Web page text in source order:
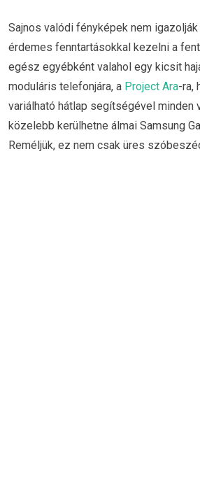
Sajnos valódi fényképek nem
érdemes fenntartásokkal kezelni a
egész egyébként valahol egy kicsit
moduláris telefonjára, a Project Ara-ra,
variálható hátlap segítségével minden
közelebb kerülhetne álmai Samsung
Reméljük, ez nem csak üres